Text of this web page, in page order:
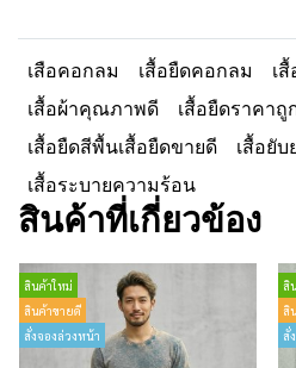
เสือคอกลม เสื้อยืดคอกลม เ
เสื้อผ้าคุณภาพดี
เสื้อยืดราคาถู
เสื้อยืดสีพื้นเสื้อยืดขายดี
เสื้อยับ
เสื้อระบายความร้อน
สินค้าที่เกี่ยวข้อง
สินค้าใหม่
สินค้าขายดี
สั่งจองล่วงหน้า
สิ
สิ
สั่